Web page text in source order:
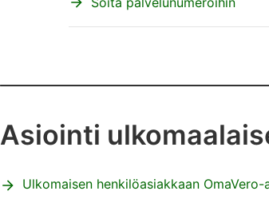
Asiointi
Ulkomaisen henkilöasiakkaan OmaVero-